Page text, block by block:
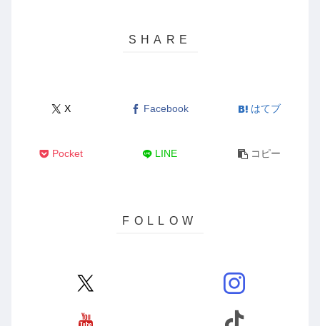
X Facebook はてブ
Pocket LINE コピー